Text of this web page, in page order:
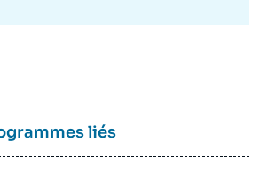
liés